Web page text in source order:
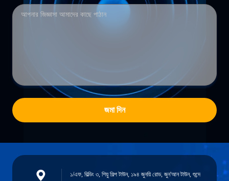
জমা দিন
১/এফ, বিল্ডিং ৩, শিয়ু শিল্প টাউন, ১৯৪ জুনয়ি রোড, জুন'আন টাউন, শুন্দে